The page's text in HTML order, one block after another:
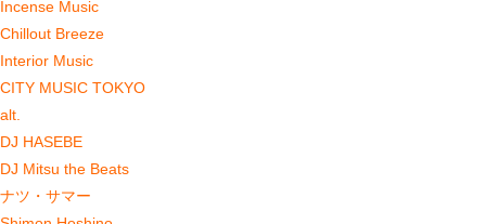
Incense Music
Chillout Breeze
Interior Music
CITY MUSIC TOKYO
alt.
DJ HASEBE
DJ Mitsu the Beats
ナツ・サマー